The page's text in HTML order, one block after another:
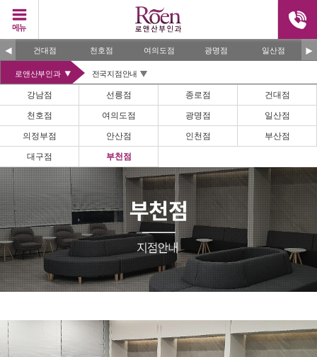
건대점 천호점 여의도점 광명점 일산점
로앤산부인과 전국지점안내
강남점 선릉점 종로점 건대점
천호점 여의도점 광명점 일산점
의정부점 안산점 인천점 부산점
대구점 부천점